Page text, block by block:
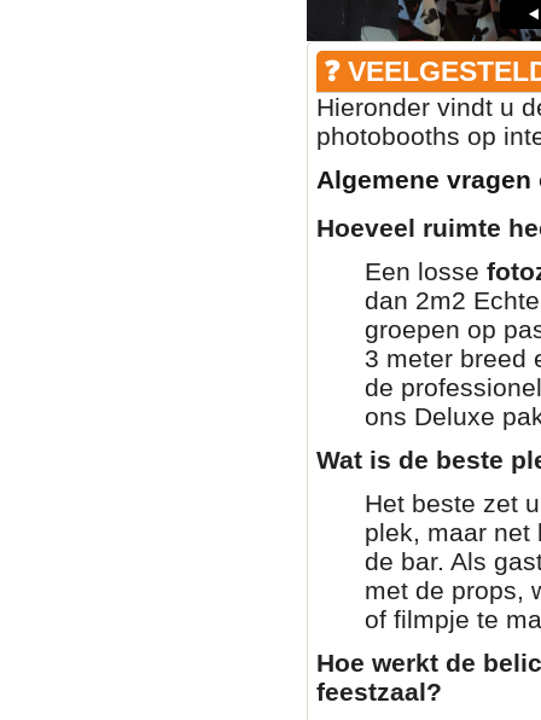
❓
Hieronder vindt u
photobooths op
Algemene
Hoeveel ruimte
Een losse
dan 2m2
groepen op
3 meter breed
de
ons Deluxe
Wat is de beste
Het beste zet
plek, maar net
de bar. Als
met de props,
of filmpje te
Hoe werkt de
feestzaal?